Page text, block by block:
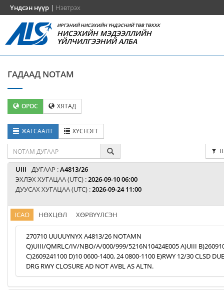
Үндсэн нүүр | Нэвтрэх
ИРГЭНИЙ НИСЭХИЙН ҮНДЭСНИЙ ТӨВ ТӨХХК
НИСЭХИЙН МЭДЭЭЛЛИЙН
ҮЙЛЧИЛГЭЭНИЙ АЛБА
ГАДААД NOTAM
ОРОС ХЯТАД
ЖАГСААЛТ ХҮСНЭГТ
UIII ДУГААР :A4813/26
ЭХЛЭХ ХУГАЦАА (UTC) :2026-09-10 06:00
ДУУСАХ ХУГАЦАА (UTC) :2026-09-24 11:00
ICAO НӨХЦӨЛ ХӨРВҮҮЛСЭН
270710 UUUUYNYX A4813/26 NOTAMN
Q)UIII/QMRLC/IV/NBO/A/000/999/5216N10424E005 A)UIII
C)2609241100 D)10 0600-1400, 24 0800-1100 E)RWY 12/30 CLSD
DRG RWY CLOSURE AD NOT AVBL AS ALTN.